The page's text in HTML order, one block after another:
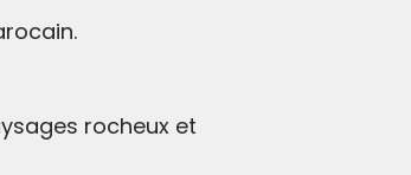
rocheux et